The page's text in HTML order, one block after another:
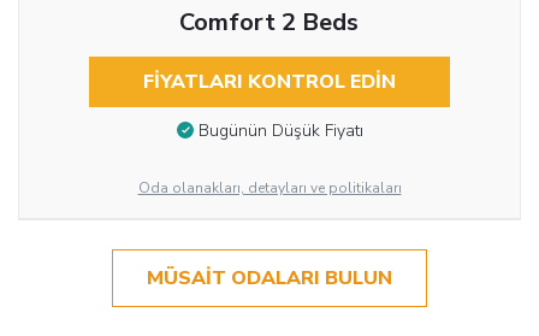
Comfort 2 Beds
FIYATLARI KONTROL EDIN
Bugünün Düşük Fiyatı
Oda olanakları, detayları ve politikaları
MÜSAIT ODALARI BULUN